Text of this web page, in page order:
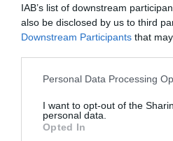
IAB’s list of downstream
also be disclosed by us to third
Downstream Participants that
Please note that this website/app
not limited to your visit or usage
grant or deny consent to Google
use your data for below specified
Personal Data Processing
I want to opt-out of the
personal data.
Opted In
07.08.2026 | 18:02
«Κεραυνοί» της ρωσικής
εξοπλισμό των ΗΠΑ με
Αμερικανούς